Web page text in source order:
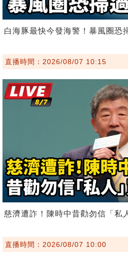
白海豚最快今發海警！暴風圈恐
直播時間：2026/08/07 10:15
慈濟遭詐！陳時中昔勸勿信「私
直播時間：2026/08/07 10:00